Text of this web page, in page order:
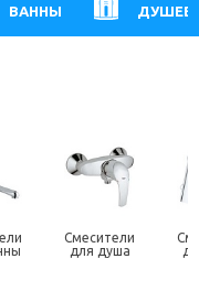
ВАННЫ
Смесители
для душа